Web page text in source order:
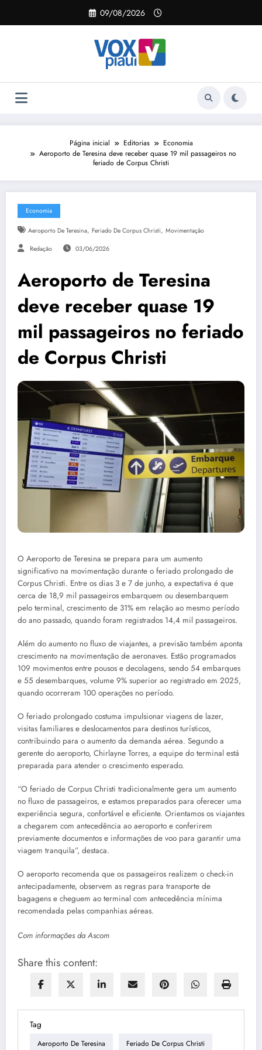
o
09/08/2026
Página inicial Editorias
Economia
Aeroporto de Teresina deve receber quase 19 mil passageiros no
feriado de Corpus Christi
Economia
Aeroporto De Teresina, Feriado De Corpus Christi, Movimentação
Redação 03/06/2026
Aeroporto de Teresina
deve receber quase 19
mil passageiros no feriado
de Corpus Christi
O Aeroporto de Teresina se prepara para um aumento
significativo na movimentação durante o feriado prolongado de
Corpus Christi. Entre os dias 3 e 7 de junho, a expectativa é que
cerca de 18,9 mil passageiros embarquem ou desembarquem
pelo terminal, crescimento de 31% em relação ao mesmo período
do ano passado, quando foram registrados 14,4 mil passageiros.
Além do aumento no fluxo de viajantes, a previsão também aponta
crescimento na movimentação de aeronaves. Estão programados
109 movimentos entre pousos e decolagens, sendo 54 embarques
e 55 desembarques, volume 9% superior ao registrado em 2025,
quando ocorreram 100 operações no período.
O feriado prolongado costuma impulsionar viagens de lazer,
visitas familiares e deslocamentos para destinos turísticos,
contribuindo para o aumento da demanda aérea. Segundo a
gerente do aeroporto, Chirlayne Torres, a equipe do terminal está
preparada para atender o crescimento esperado.
“O feriado de Corpus Christi tradicionalmente gera um aumento
no fluxo de passageiros, e estamos preparados para oferecer uma
experiência segura, confortável e eficiente. Orientamos os viajantes
a chegarem com antecedência ao aeroporto e conferirem
previamente documentos e informações de voo para garantir uma
viagem tranquila”, destaca.
O aeroporto recomenda que os passageiros realizem o check-in
antecipadamente, observem as regras para transporte de
bagagens e cheguem ao terminal com antecedência mínima
recomendada pelas companhias aéreas.
Com informações da Ascom
Share this content:
Tag
Aeroporto De Teresina Feriado De Corpus Christi